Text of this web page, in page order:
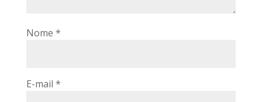
Nome *
E-mail *